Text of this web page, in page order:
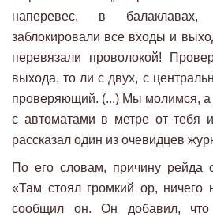
наперевес, в балаклавах,
заблокировали все входы и
перевязали проволокой!
выхода, то ли с двух, с
проверяющий. (...) Мы молимся, а
с автоматами в метре от тебя
рассказал один из очевидцев
По его словам, причину рейда
«Там стоял громкий ор,
сообщил он. Он добавил, что